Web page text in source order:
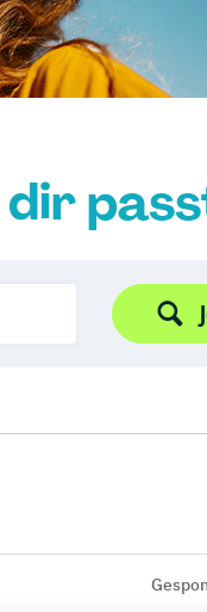
dir